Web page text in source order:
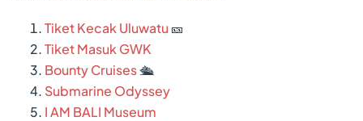
Tiket Kecak Uluwatu 🎫
Tiket Masuk GWK
Bounty Cruises🛳️
Submarine Odyssey
I AM BALI Museum